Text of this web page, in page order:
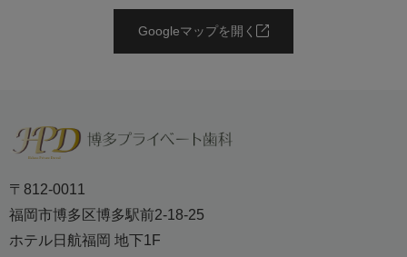
Googleマップを開く
〒812-0011
福岡市博多区博多駅前2-18-25
ホテル日航福岡 地下1F